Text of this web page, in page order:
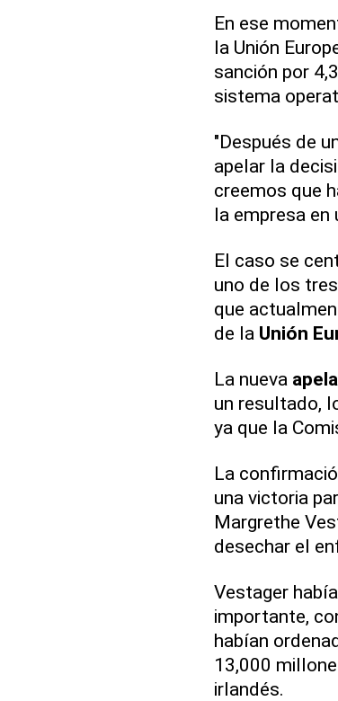
En ese
la Unión
sanción por
sistema
"Después de
apelar la
creemos que
la empresa en
El caso se
uno de los
que
de la Unión
La nueva
un resultado,
ya que la
La
una victoria
Margrethe
desechar el
Vestager
importante,
habían
13,000
irlandés.